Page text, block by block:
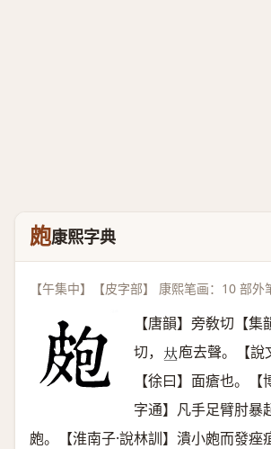
皰康熙字典
【午集中】【皮字部】 康熙笔画：10 部外
【唐韻】旁敎切【
切， 𠀤庖去聲。【說
【徐曰】面瘡也。
字通】凡手足臂肘暴
皰。【淮南子·說林訓】潰小皰而發痤